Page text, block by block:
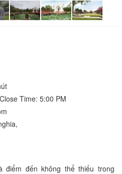
Close Time: 5:00 PM
điểm đến không thể thiếu trong